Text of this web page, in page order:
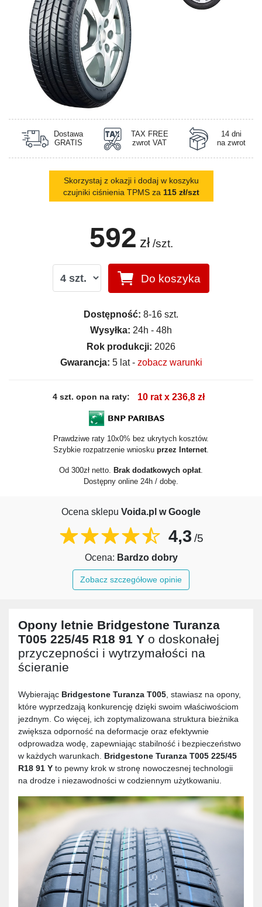
Dostawa
GRATIS
TAX FREE
zwrot VAT
14 dni
na zwrot
Skorzystaj z okazji i dodaj w koszyku
czujniki ciśnienia TPMS za 115 zł/szt
592 zł /szt.
Do koszyka
Dostępność: 8-16 szt.
Wysyłka: 24h - 48h
Rok produkcji: 2026
Gwarancja: 5 lat - zobacz warunki
4 szt. opon na raty: 10 rat x 236,8 zł
Prawdziwe raty 10x0% bez ukrytych kosztów.
Szybkie rozpatrzenie wniosku przez Internet
Od 300zł netto. Brak dodatkowych opłat
Dostępny online 24h / dobę.
Ocena sklepu Voida.pl w Google
4,3 /5
Ocena: Bardzo dobry
Zobacz szczegółowe opinie
Opony letnie Bridgestone Turanza
T005 225/45 R18 91 Y o doskonałej
przyczepności i wytrzymałości na
ścieranie
Wybierając Bridgestone Turanza T005, stawiasz na opony,
które wyprzedzają konkurencję dzięki swoim właściwościom
jezdnym. Co więcej, ich zoptymalizowana struktura bieżnika
zwiększa odporność na deformacje oraz efektywnie
odprowadza wodę, zapewniając stabilność i bezpieczeństwo
w każdych warunkach. Bridgestone Turanza T005 225/45
R18 91 Y to pewny krok w stronę nowoczesnej technologii
na drodze i niezawodności w codziennym użytkowaniu.